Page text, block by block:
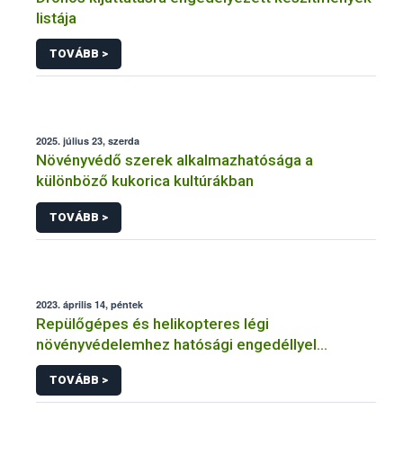
listája
TOVÁBB >
2025. július 23, szerda
Növényvédő szerek alkalmazhatósága a
különböző kukorica kultúrákban
TOVÁBB >
2023. április 14, péntek
Repülőgépes és helikopteres légi
növényvédelemhez hatósági engedéllyel
rendelkező szervezetek
TOVÁBB >